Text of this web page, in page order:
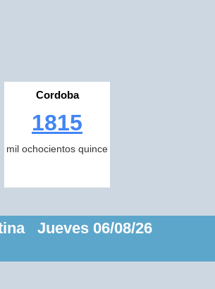
Cordoba
1815
mil ochocientos quince
Jueves 06/08/26